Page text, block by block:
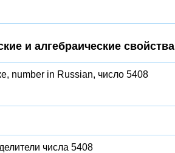
и алгебраические свойства
number in Russian, число 5408
числа 5408